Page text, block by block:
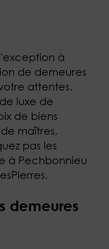
à
de demeures
attentes.
luxe de
de biens
maîtres,
pas les
à Pechbonnieu
demeures